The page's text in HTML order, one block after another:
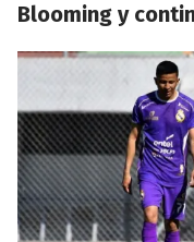
Blooming y